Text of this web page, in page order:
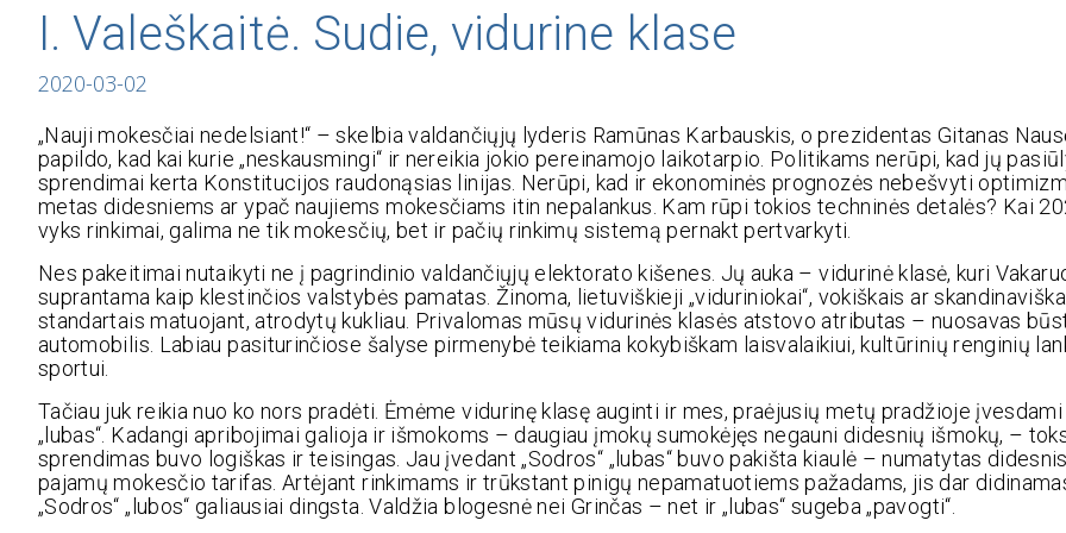
I. Valeškaitė. Sudie, vidurine klase
2020-03-02
„Nauji mokesčiai nedelsiant!“ – skelbia valdančiųjų lyderis Ramūnas Karbauskis, o prezidentas Gitanas
papildo, kad kai kurie „neskausmingi“ ir nereikia jokio pereinamojo laikotarpio. Politikams nerūpi, kad jų
sprendimai kerta Konstitucijos raudonąsias linijas. Nerūpi, kad ir ekonominės prognozės nebešvyti
metas didesniems ar ypač naujiems mokesčiams itin nepalankus. Kam rūpi tokios techninės detalės? Kai
vyks rinkimai, galima ne tik mokesčių, bet ir pačių rinkimų sistemą pernakt pertvarkyti.
Nes pakeitimai nutaikyti ne į pagrindinio valdančiųjų elektorato kišenes. Jų auka – vidurinė klasė, kuri
suprantama kaip klestinčios valstybės pamatas. Žinoma, lietuviškieji „viduriniokai“, vokiškais ar
standartais matuojant, atrodytų kukliau. Privalomas mūsų vidurinės klasės atstovo atributas – nuosavas
automobilis. Labiau pasiturinčiose šalyse pirmenybė teikiama kokybiškam laisvalaikiui, kultūrinių renginių
sportui.
Tačiau juk reikia nuo ko nors pradėti. Ėmėme vidurinę klasę auginti ir mes, praėjusių metų pradžioje įvesdami
„lubas“. Kadangi apribojimai galioja ir išmokoms – daugiau įmokų sumokėjęs negauni didesnių išmokų, –
sprendimas buvo logiškas ir teisingas. Jau įvedant „Sodros“ „lubas“ buvo pakišta kiaulė – numatytas
pajamų mokesčio tarifas. Artėjant rinkimams ir trūkstant pinigų nepamatuotiems pažadams, jis dar
„Sodros“ „lubos“ galiausiai dingsta. Valdžia blogesnė nei Grinčas – net ir „lubas“ sugeba „pavogti“.